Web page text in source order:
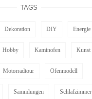
TAGS
Dekoration DIY Energie
Hobby Kaminofen Kunst
Motorradtour Ofenmodell
Sammlungen Schlafzimmer